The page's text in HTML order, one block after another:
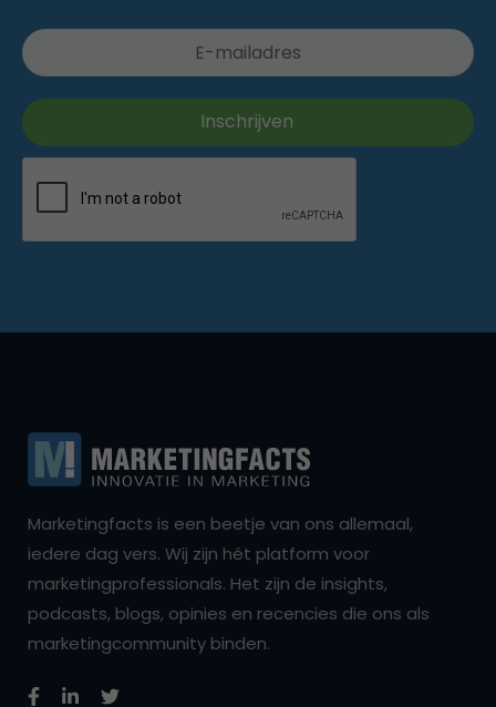
Marketingfacts is een beetje van ons allemaal,
iedere dag vers. Wij zijn hét platform voor
marketingprofessionals. Het zijn de insights,
podcasts, blogs, opinies en recencies die ons als
marketingcommunity binden.